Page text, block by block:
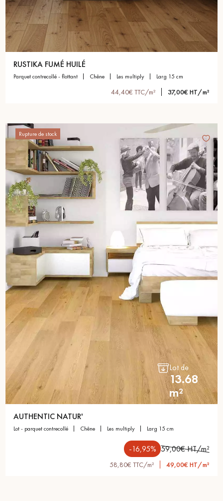
RUSTIKA FUMÉ HUILÉ
parquet contrecollé - flottant chêne les multiply larg 15 cm
44,40€ TTC/m² 37,00€ HT/m²
Rupture de stock
Lot de
13.68
m²
AUTHENTIC NATUR'
lot - parquet contrecollé chêne les multiply larg 15 cm
-16,95% 59,00€ HT/m²
58,80€ TTC/m² 49,00€ HT/m²